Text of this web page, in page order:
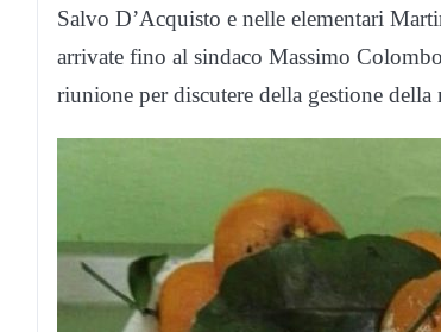
Salvo D’Acquisto e nelle elementari
arrivate fino al sindaco Massimo
riunione per discutere della gestione della